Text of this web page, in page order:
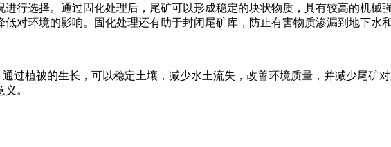
行选择。通过固化处理后，尾矿可以形成稳定的块状物质，具有较高的机械
对环境的影响。固化处理还有助于封闭尾矿库，防止有害物质渗漏到地下水和
过植被的生长，可以稳定土壤，减少水土流失，改善环境质量，并减少尾矿
。